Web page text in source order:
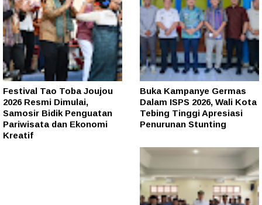
Festival Tao Toba Joujou
2026 Resmi Dimulai,
Samosir Bidik Penguatan
Pariwisata dan Ekonomi
Kreatif
Buka Kampanye Germas
Dalam ISPS 2026, Wali Kota
Tebing Tinggi Apresiasi
Penurunan Stunting